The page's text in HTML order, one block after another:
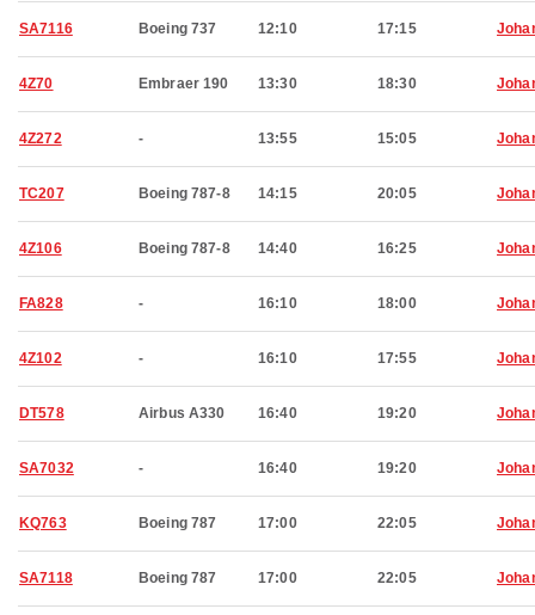
SA7116 Boeing 737 12:10 17:15
4Z70 Embraer 190 13:30 18:30
4Z272 - 13:55 15:05
TC207 Boeing 787-8 14:15 20:05
4Z106 Boeing 787-8 14:40 16:25
FA828 - 16:10 18:00
4Z102 - 16:10 17:55
DT578 Airbus A330 16:40 19:20
SA7032 - 16:40 19:20
KQ763 Boeing 787 17:00 22:05
SA7118 Boeing 787 17:00 22:05